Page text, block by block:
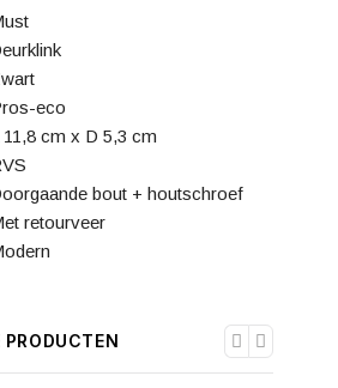
eco
11,8 cm x D 5,3 cm
bout + houtschroef
retourveer
PRODUCTEN